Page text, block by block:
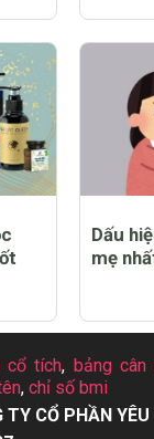
Dấu
mẹ
cổ tích, bảng
, chỉ số bmi
TY CỔ PHẦN YÊU